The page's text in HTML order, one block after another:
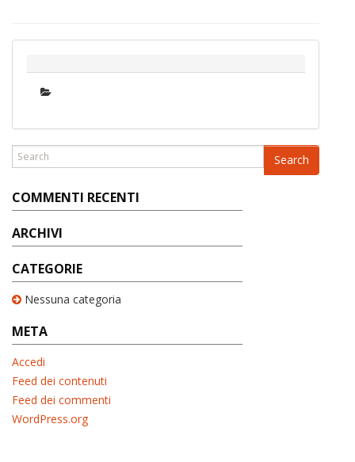
Search
COMMENTI RECENTI
ARCHIVI
CATEGORIE
Nessuna categoria
META
Accedi
Feed dei contenuti
Feed dei commenti
WordPress.org